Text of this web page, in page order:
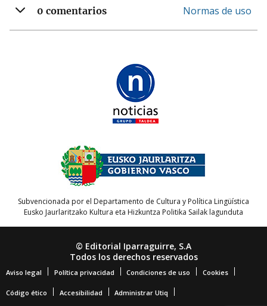
0 comentarios Normas de uso
Subvencionada por el Departamento de Cultura y Política Lingüística
Eusko Jaurlaritzako Kultura eta Hizkuntza Politika Sailak lagunduta
© Editorial Iparraguirre, S.A
Todos los derechos reservados
Aviso legal Política privacidad Condiciones de uso Cookies
Código ético Accesibilidad Administrar Utiq